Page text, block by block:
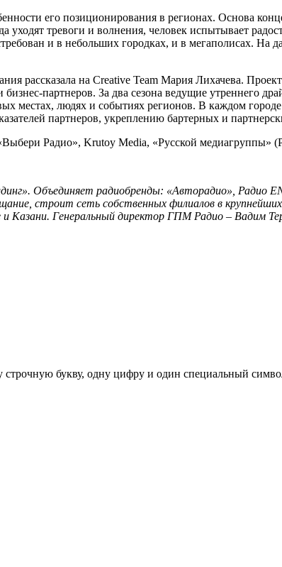
его позиционирования в регионах. Основа
тревоги и волнения, человек испытывает
и в небольших городках, и в мегаполисах. На
рассказала на Creative Team Мария Лихачева.
партнеров. За два сезона ведущие утреннего
местах, людях и событиях регионов. В каждом
партнеров, укреплению бартерных и
Радио», Krutoy Media, «Русской
Объединяет радиобренды: «Авторадио», Радио
строит сеть собственных филиалов в
Казани. Генеральный директор ГПМ Радио – Вадим
букву, одну цифру и один специальный